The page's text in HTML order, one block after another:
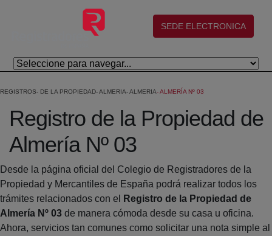
Skip to Main Content
(abre en nueva ventana)
SEDE ELECTRONICA
REGISTROS DE LA PROPIEDAD ALMERIA ALMERIA ALMERÍA Nº 03
Registro de la Propiedad de
Almería Nº 03
Desde la página oficial del Colegio de Registradores de la
Propiedad y Mercantiles de España podrá realizar todos los
trámites relacionados con el
Registro de la Propiedad de
Almería Nº 03 de manera cómoda desde su casa u oficina.
Ahora, servicios tan comunes como solicitar una nota simple al